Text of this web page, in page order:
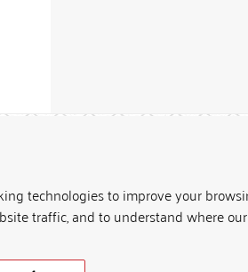
technologies to improve your
traffic, and to understand where